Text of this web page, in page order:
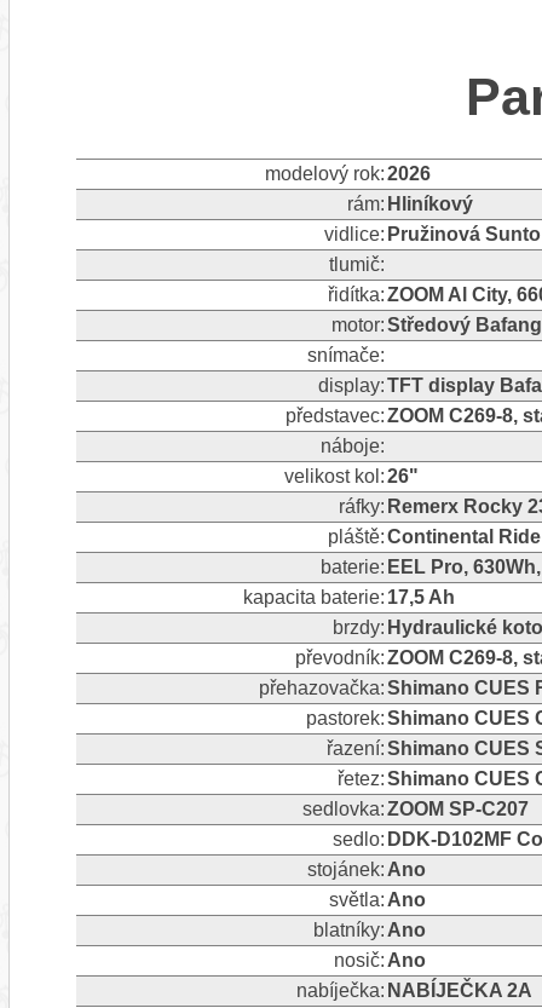
modelový rok:2026
rám: Hliníkový
vidlice: Pružinová
tlumič:
řidítka:ZOOM Al City,
motor:Středový Bafang
snímače:
display:TFT display
představec:ZOOM C269-8,
náboje:
velikost kol:26"
ráfky: Remerx Rocky
pláště:Continental
baterie: EEL Pro,
kapacita baterie: 17,5 Ah
brzdy: Hydraulické
převodník:ZOOM C269-8,
přehazovačka:Shimano CUES
pastorek:Shimano CUES
řazení:Shimano CUES
řetez:Shimano CUES
sedlovka:ZOOM SP-C207
sedlo: DDK-D102MF
stojánek: Ano
světla: Ano
blatníky: Ano
nosič: Ano
nabíječka: NABÍJEČKA 2A